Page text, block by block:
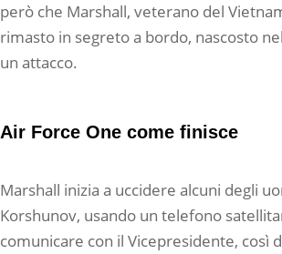
però che Marshall, veterano del
rimasto in segreto a bordo, nascosto
un attacco.
Air Force One come finisce
Marshall inizia a uccidere alcuni degli
Korshunov, usando un telefono
comunicare con il Vicepresidente, così